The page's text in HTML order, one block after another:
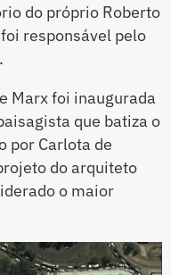
do próprio Roberto
responsável pelo
Marx foi inaugurada
que batiza o
por Carlota de
do arquiteto
o maior